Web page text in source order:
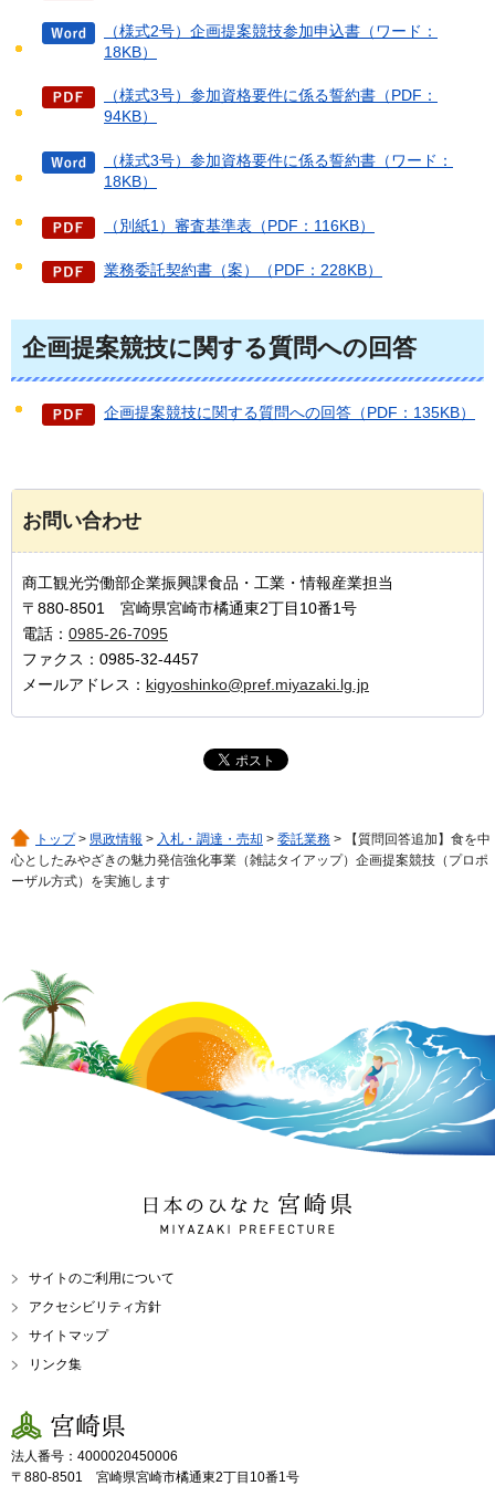
（様式2号）企画提案競技参加申込書（ワード：
18KB）
（様式3号）参加資格要件に係る誓約書（PDF：
94KB）
（様式3号）参加資格要件に係る誓約書（ワード：
18KB）
（別紙1）審査基準表（PDF：116KB）
業務委託契約書（案）（PDF：228KB）
企画提案競技に関する質問への回答
企画提案競技に関する質問への回答（PDF：135KB）
お問い合わせ
商工観光労働部企業振興課食品・工業・情報産業担当
〒880-8501 宮崎県宮崎市橘通東2丁目10番1号
電話： 0985-26-7095
ファクス：0985-32-4457
メールアドレス： kigyoshinko@pref.miyazaki.lg.jp
トップ> 県政情報 > 入札・調達・売却 > 委託業務 > 【質問回答追加】食を中
心としたみやざきの魅力発信強化事業（雑誌タイアップ）企画提案競技（プロポ
ーザル方式）を実施します
日本のひなた 宮崎県
MIYAZAKI PREFECTURE
サイトのご利用について
アクセシビリティ方針
サイトマップ
リンク集
宮崎県
法人番号：4000020450006
〒880-8501 宮崎県宮崎市橘通東2丁目10番1号